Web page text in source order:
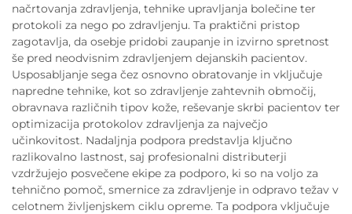
načrtovanja zdravljenja, tehnike upravljanja bolečine ter
protokoli za nego po zdravljenju. Ta praktični pristop
zagotavlja, da osebje pridobi zaupanje in izvirno spretnost
še pred neodvisnim zdravljenjem dejanskih pacientov.
Usposabljanje sega čez osnovno obratovanje in vključuje
napredne tehnike, kot so zdravljenje zahtevnih območij,
obravnava različnih tipov kože, reševanje skrbi pacientov ter
optimizacija protokolov zdravljenja za največjo
učinkovitost. Nadaljnja podpora predstavlja ključno
razlikovalno lastnost, saj profesionalni distributerji
vzdržujejo posvečene ekipe za podporo, ki so na voljo za
tehnično pomoč, smernice za zdravljenje in odpravo težav v
celotnem življenjskem ciklu opreme. Ta podpora vključuje